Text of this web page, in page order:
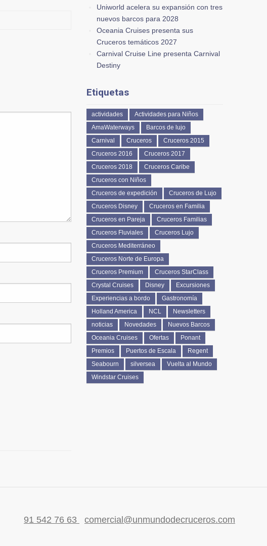
Uniworld acelera su expansión con tres
nuevos barcos para 2028
Oceania Cruises presenta sus
Cruceros temáticos 2027
Carnival Cruise Line presenta Carnival
Destiny
Etiquetas
actividades
Actividades para Niños
AmaWaterways
Barcos de lujo
Carnival
Cruceros
Cruceros 2015
Cruceros 2016
Cruceros 2017
Cruceros 2018
Cruceros Caribe
Cruceros con Niños
Cruceros de expedición
Cruceros de Lujo
Cruceros Disney
Cruceros en Familia
Cruceros en Pareja
Cruceros Familias
Cruceros Fluviales
Cruceros Lujo
Cruceros Mediterráneo
Cruceros Norte de Europa
Cruceros Premium
Cruceros StarClass
Crystal Cruises
Disney
Excursiones
Experiencias a bordo
Gastronomía
Holland America
NCL
Newsletters
noticias
Novedades
Nuevos Barcos
Oceania Cruises
Ofertas
Ponant
Premios
Puertos de Escala
Regent
Seabourn
silversea
Vuelta al Mundo
Windstar Cruises
91 542 76 63 comercial@unmundodecruceros.com